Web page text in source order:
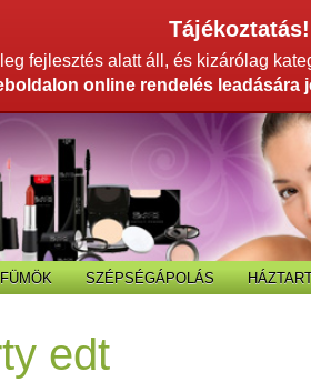
Tájékoztatás!
fejlesztés alatt áll, és kizárólag
online rendelés leadására
SZÉPSÉGÁPOLÁS
edt